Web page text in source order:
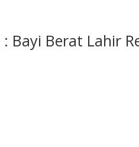
Berat Lahir